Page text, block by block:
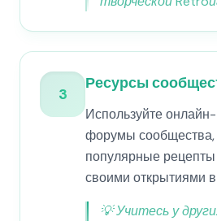
3
Ресурсы
Используйте
форумы сообщества,
популярные рецепты
своими открытиями
💡Учитесь у